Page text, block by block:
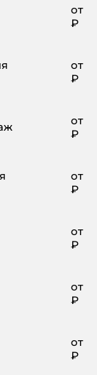
от
₽
от
₽
от
₽
от
₽
от
₽
от
₽
от
₽